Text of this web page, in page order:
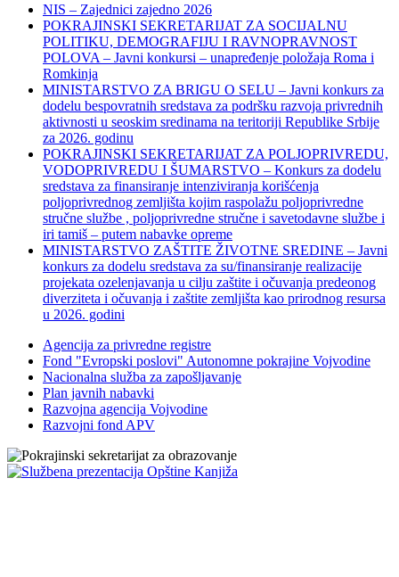
NIS – Zajednici zajedno 2026
POKRAJINSKI SEKRETARIJAT ZA SOCIJALNU
POLITIKU, DEMOGRAFIJU I RAVNOPRAVNOST
POLOVA – Javni konkursi – unapređenje položaja Roma i
Romkinja
MINISTARSTVO ZA BRIGU O SELU – Javni konkurs za
dodelu bespovratnih sredstava za podršku razvoja privrednih
aktivnosti u seoskim sredinama na teritoriji Republike Srbije
za 2026. godinu
POKRAJINSKI SEKRETARIJAT ZA POLJOPRIVREDU,
VODOPRIVREDU I ŠUMARSTVO – Konkurs za dodelu
sredstava za finansiranje intenziviranja korišćenja
poljoprivrednog zemljišta kojim raspolažu poljoprivredne
stručne službe , poljoprivredne stručne i savetodavne službe i
iri tamiš ‒ putem nabavke opreme
MINISTARSTVO ZAŠTITE ŽIVOTNE SREDINE – Javni
konkurs za dodelu sredstava za su/finansiranje realizacije
projekata ozelenjavanja u cilju zaštite i očuvanja predeonog
diverziteta i očuvanja i zaštite zemljišta kao prirodnog resursa
u 2026. godini
Agencija za privredne registre
Fond "Evropski poslovi" Autonomne pokrajine Vojvodine
Nacionalna služba za zapošljavanje
Plan javnih nabavki
Razvojna agencija Vojvodine
Razvojni fond APV